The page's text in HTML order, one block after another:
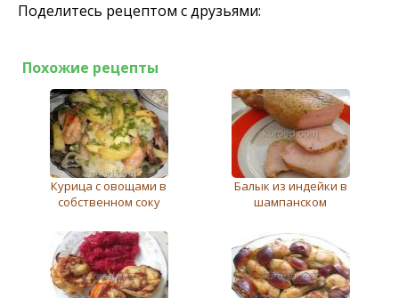
Поделитесь рецептом с друзьями:
Похожие рецепты
Курица с овощами в
собственном соку
Балык из индейки в
шампанском